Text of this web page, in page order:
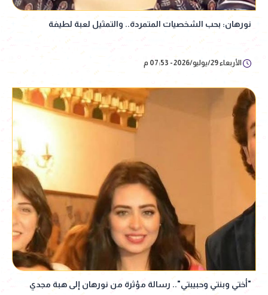
نورهان: بحب الشخصيات المتمردة.. والتمثيل لعبة لطيفة
الأربعاء 29/يوليو/2026 - 07:53 م
"أختي وبنتي وحبيبتي".. رسالة مؤثرة من نورهان إلى هبة مجدي